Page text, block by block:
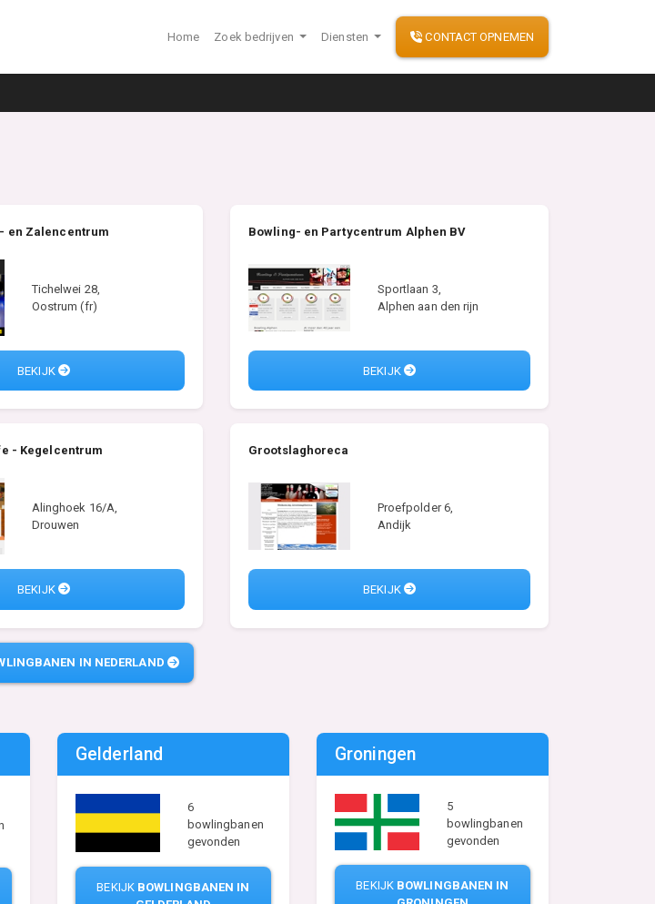
Home Zoek bedrijven Diensten CONTACT OPNEMEN
en Zalencentrum
Tichelwei 28,
Oostrum (fr)
BEKIJK
Bowling- en Partycentrum Alphen BV
Sportlaan 3,
Alphen aan den rijn
BEKIJK
- Kegelcentrum
Alinghoek 16/A,
Drouwen
BEKIJK
Grootslaghoreca
Proefpolder 6,
Andijk
BEKIJK
IN NEDERLAND
Gelderland
6
bowlingbanen
gevonden
BEKIJK BOWLINGBANEN IN
Groningen
5
bowlingbanen
gevonden
BEKIJK BOWLINGBANEN IN